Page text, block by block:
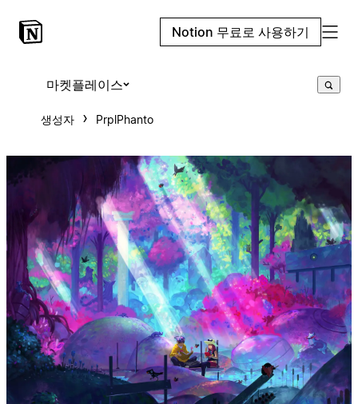
Notion 무료로 사용하기
마켓플레이스
생성자 PrplPhanto